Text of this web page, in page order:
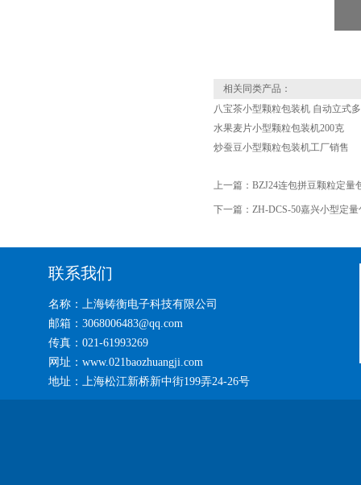
相关同类产品：
八宝茶小型颗粒包装机 自动立式
水果麦片小型颗粒包装机200克
炒蚕豆小型颗粒包装机工厂销售
上一篇： BZJ24连包拼豆颗粒定量
下一篇： ZH-DCS-50嘉兴小型定
联系我们
名称：上海铸衡电子科技有限公司
邮箱：3068006483@qq.com
传真：021-61993269
网址：www.021baozhuangji.com
地址：上海松江新桥新中街199弄24-26号